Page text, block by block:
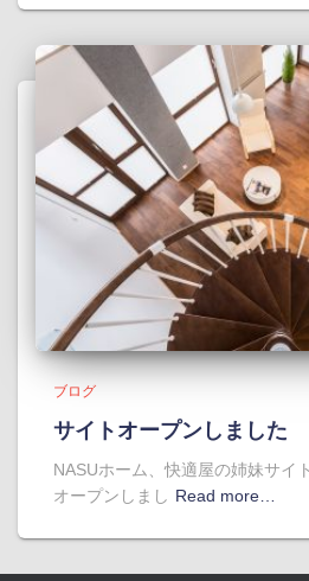
ブログ
サイトオープンしました
NASUホーム、快適屋の姉妹サイ
オープンしまし Read more…